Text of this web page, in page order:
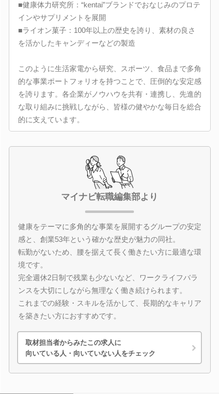
■健康体力研究所：“kentai”ブランドでおなじみのプロテ
インやサプリメントを展開
■ライオン菓子：100年以上の歴史を誇り、素材の良さ
を活かしたキャンディーなどの製造
このように生活家電から研究、スポーツ、食品まで多角
的な事業ポートフォリオを持つことで、圧倒的な安定感
を誇ります。各企業がノウハウを共有・連携し、先進的
な取り組みに挑戦しながら、皆様の健やかな毎日を総合
的に支えています。
マイナビ転職編集部より
健康をテーマに多角的な事業を展開するグループの安定
感と、創業53年という確かな歴史が魅力の同社。
転勤がないため、腰を据えて長く働きたい方に最適な環
境です。
完全週休2日制で残業も少ないなど、ワークライフバラ
ンスを大切にしながら無理なく働き続けられます。
これまでの経験・スキルを活かして、長期的なキャリア
を築きたい方におすすめです。
取材担当者からみたこの求人に
向いている人・向いていない人をチェック